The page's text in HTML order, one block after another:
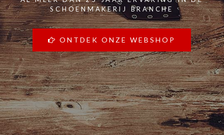
SCHOENMAKERIJ BRANCHE
ONTDEK ONZE WEBSHOP